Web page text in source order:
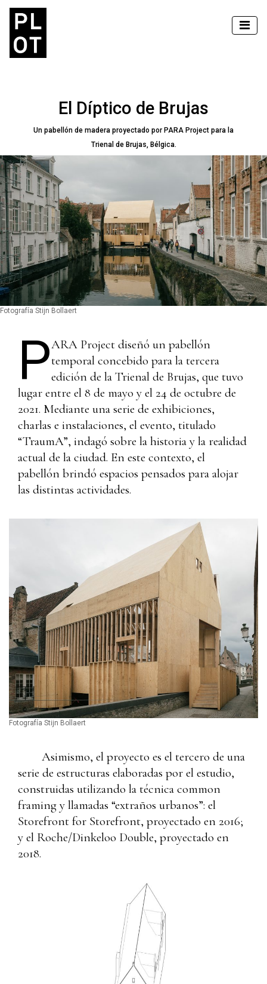
El Díptico de Brujas
Un pabellón de madera proyectado por PARA Project para la
Trienal de Brujas, Bélgica.
Fotografía Stijn Bollaert
PARA Project diseñó un pabellón
temporal concebido para la tercera
edición de la Trienal de Brujas, que tuvo
lugar entre el 8 de mayo y el 24 de octubre de
2021. Mediante una serie de exhibiciones,
charlas e instalaciones, el evento, titulado
“TraumA”, indagó sobre la historia y la realidad
actual de la ciudad. En este contexto, el
pabellón brindó espacios pensados para alojar
las distintas actividades.
Fotografía Stijn Bollaert
Asimismo, el proyecto es el tercero de una
serie de estructuras elaboradas por el estudio,
construidas utilizando la técnica common
framing y llamadas “extraños urbanos”: el
Storefront for Storefront, proyectado en 2016;
y el Roche/Dinkeloo Double, proyectado en
2018.